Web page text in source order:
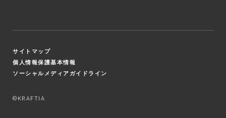
サイトマップ
個人情報保護基本情報
ソーシャルメディアガイドライン
©KRAFTIA